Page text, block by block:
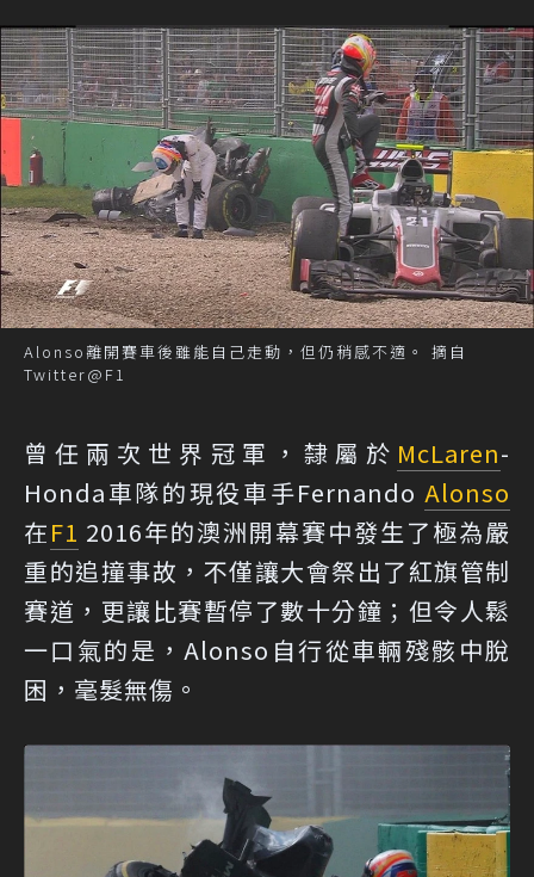
Alonso離開賽車後雖能自己走動，但仍稍感不適。 摘自
Twitter@F1
曾任兩次世界冠軍，隸屬於 McLaren-
Honda車隊的現役車手Fernando Alonso
在F1 2016年的澳洲開幕賽中發生了極為嚴
重的追撞事故，不僅讓大會祭出了紅旗管制
賽道，更讓比賽暫停了數十分鐘；但令人鬆
一口氣的是，Alonso自行從車輛殘骸中脫
困，毫髮無傷。